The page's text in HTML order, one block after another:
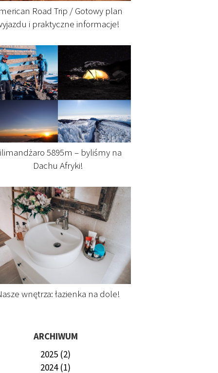
Road Trip / Gotowy plan
i praktyczne informacje!
5895m – byliśmy na
Dachu Afryki!
wnętrza: łazienka na dole!
ARCHIWUM
2025 (2)
2024 (1)